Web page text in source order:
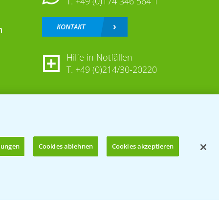
KONTAKT
Hilfe in Notfällen
T. +49 (0)214/30-20220
Cookies ablehnen Cookies akzeptieren